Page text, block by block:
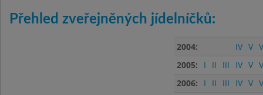
Přehled zveřejněných jídelníčků:
2004: IV V
2005:
I II III IV V
2006:
I II III IV V